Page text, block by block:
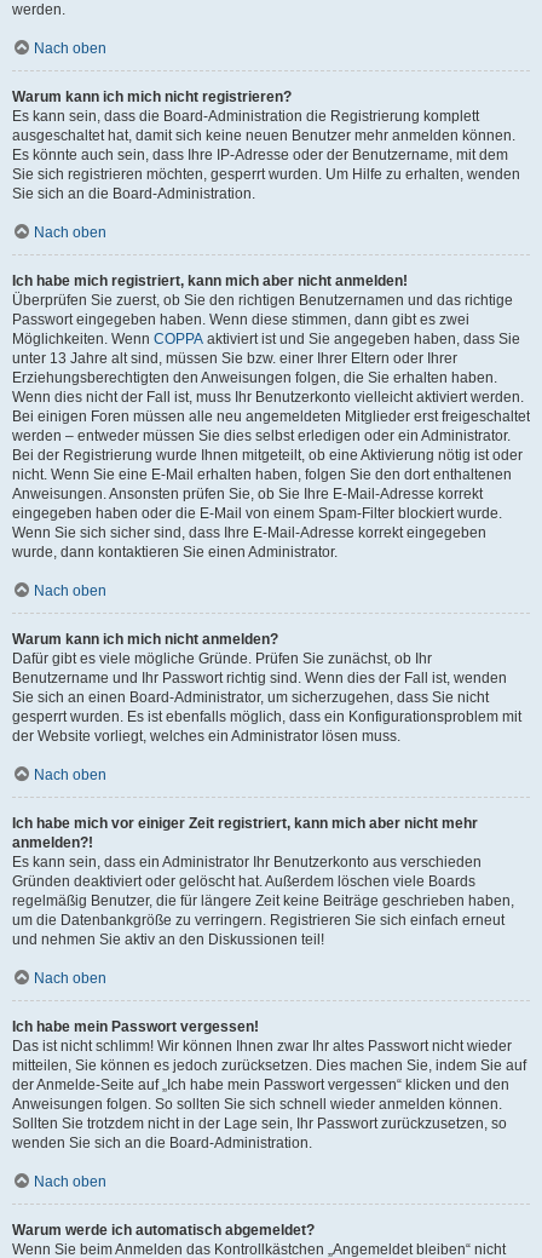
werden.
Nach oben
Warum kann ich mich nicht registrieren?
Es kann sein, dass die Board-Administration die Registrierung komplett
ausgeschaltet hat, damit sich keine neuen Benutzer mehr anmelden können.
Es könnte auch sein, dass Ihre IP-Adresse oder der Benutzername, mit dem
Sie sich registrieren möchten, gesperrt wurden. Um Hilfe zu erhalten, wenden
Sie sich an die Board-Administration.
Nach oben
Ich habe mich registriert, kann mich aber nicht anmelden!
Überprüfen Sie zuerst, ob Sie den richtigen Benutzernamen und das richtige
Passwort eingegeben haben. Wenn diese stimmen, dann gibt es zwei
Möglichkeiten. Wenn COPPA aktiviert ist und Sie angegeben haben, dass Sie
unter 13 Jahre alt sind, müssen Sie bzw. einer Ihrer Eltern oder Ihrer
Erziehungsberechtigten den Anweisungen folgen, die Sie erhalten haben.
Wenn dies nicht der Fall ist, muss Ihr Benutzerkonto vielleicht aktiviert werden.
Bei einigen Foren müssen alle neu angemeldeten Mitglieder erst freigeschaltet
werden – entweder müssen Sie dies selbst erledigen oder ein Administrator.
Bei der Registrierung wurde Ihnen mitgeteilt, ob eine Aktivierung nötig ist oder
nicht. Wenn Sie eine E-Mail erhalten haben, folgen Sie den dort enthaltenen
Anweisungen. Ansonsten prüfen Sie, ob Sie Ihre E-Mail-Adresse korrekt
eingegeben haben oder die E-Mail von einem Spam-Filter blockiert wurde.
Wenn Sie sich sicher sind, dass Ihre E-Mail-Adresse korrekt eingegeben
wurde, dann kontaktieren Sie einen Administrator.
Nach oben
Warum kann ich mich nicht anmelden?
Dafür gibt es viele mögliche Gründe. Prüfen Sie zunächst, ob Ihr
Benutzername und Ihr Passwort richtig sind. Wenn dies der Fall ist, wenden
Sie sich an einen Board-Administrator, um sicherzugehen, dass Sie nicht
gesperrt wurden. Es ist ebenfalls möglich, dass ein Konfigurationsproblem mit
der Website vorliegt, welches ein Administrator lösen muss.
Nach oben
Ich habe mich vor einiger Zeit registriert, kann mich aber nicht mehr
anmelden?!
Es kann sein, dass ein Administrator Ihr Benutzerkonto aus verschieden
Gründen deaktiviert oder gelöscht hat. Außerdem löschen viele Boards
regelmäßig Benutzer, die für längere Zeit keine Beiträge geschrieben haben,
um die Datenbankgröße zu verringern. Registrieren Sie sich einfach erneut
und nehmen Sie aktiv an den Diskussionen teil!
Nach oben
Ich habe mein Passwort vergessen!
Das ist nicht schlimm! Wir können Ihnen zwar Ihr altes Passwort nicht wieder
mitteilen, Sie können es jedoch zurücksetzen. Dies machen Sie, indem Sie auf
der Anmelde-Seite auf „Ich habe mein Passwort vergessen“ klicken und den
Anweisungen folgen. So sollten Sie sich schnell wieder anmelden können.
Sollten Sie trotzdem nicht in der Lage sein, Ihr Passwort zurückzusetzen, so
wenden Sie sich an die Board-Administration.
Nach oben
Warum werde ich automatisch abgemeldet?
Wenn Sie beim Anmelden das Kontrollkästchen „Angemeldet bleiben“ nicht